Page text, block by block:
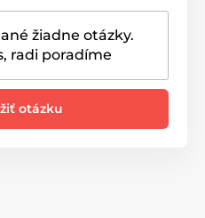
žiadne otázky.
radi poradíme
otázku